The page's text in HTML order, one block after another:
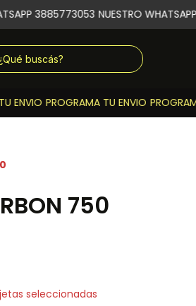
ENVIO PROGRAMA TU ENVIO
3885773053 NUESTRO
750
seleccionadas